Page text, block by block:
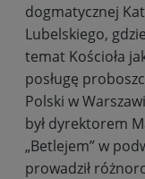
dogmatycznej
Lubelskiego,
temat Kościoła
posługę
Polski w
był dyrektorem
„Betlejem” w
prowadził